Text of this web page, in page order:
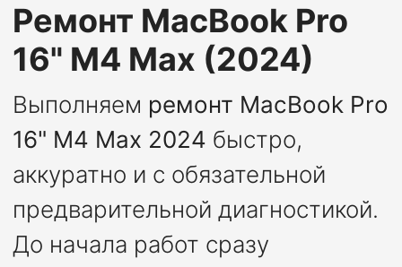
Ремонт MacBook Pro
16" M4 Max (2024)
Выполняем ремонт MacBook Pro
16" M4 Max 2024 быстро,
аккуратно и с обязательной
предварительной диагностикой.
До начала работ сразу